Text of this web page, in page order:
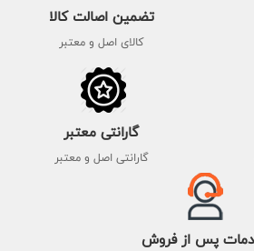
تضمین اصالت کالا
کالای اصل و معتبر
گارانتی معتبر
گارانتی اصل و معتبر
پس از فروش